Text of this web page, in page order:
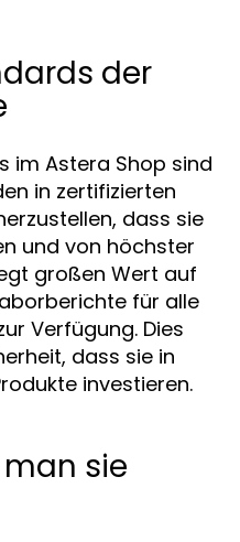
der
im Astera Shop sind
in zertifizierten
dass sie
und von höchster
großen Wert auf
für alle
Verfügung. Dies
dass sie in
investieren.
sie